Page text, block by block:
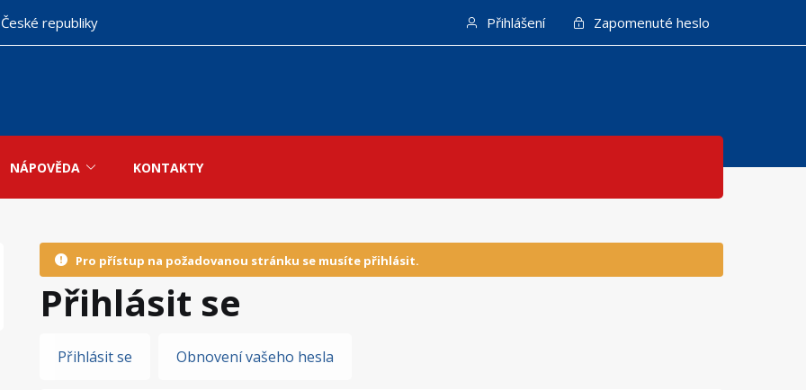
republiky Přihlášení Zapomenuté heslo
NÁPOVĚDA KONTAKTY
Pro přístup na požadovanou stránku se musíte přihlásit.
Přihlásit se
Hlavní
Přihlásit se Obnovení vašeho hesla